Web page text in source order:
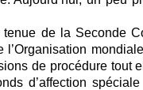
de la Seconde
l’Organisation
de procédure tout
d’affection